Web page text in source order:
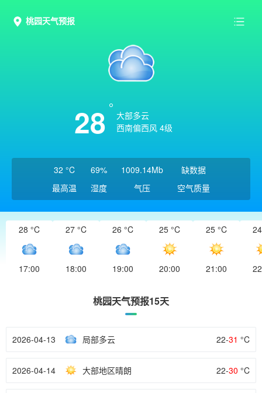
桃园天气预报
28
大部多云
西南偏西风 4级
32 °C
最高温
69%
湿度
1009.14Mb
气压
缺数据
空气质量
28 °C
17:00
27 °C
18:00
26 °C
19:00
25 °C
20:00
25 °C
21:00
桃园天气预报15天
2026-04-13 局部多云 22-31 °C
2026-04-14 大部地区晴朗 22-30 °C